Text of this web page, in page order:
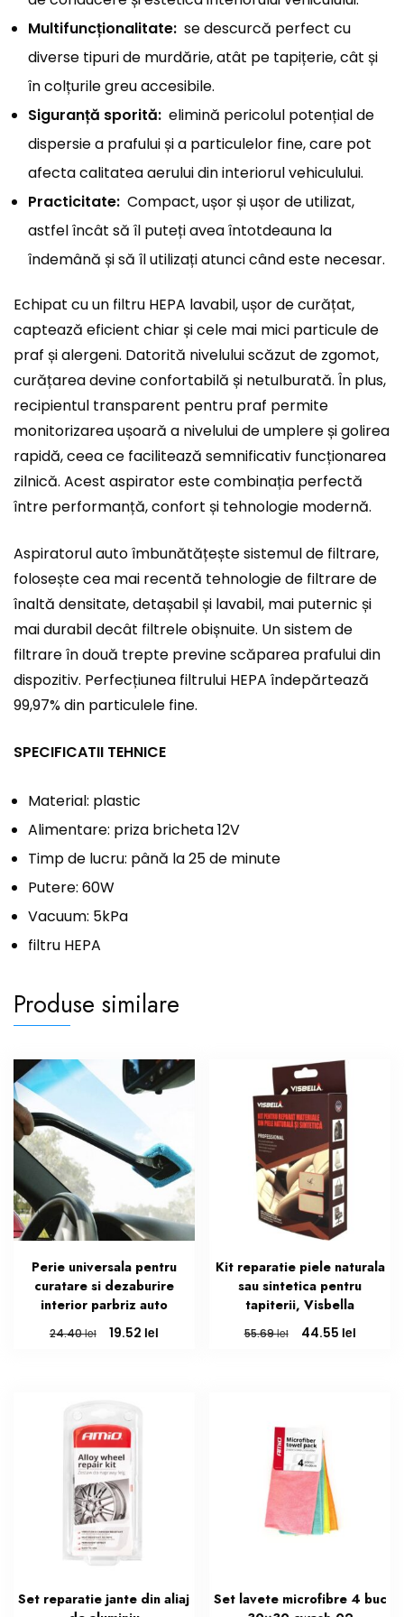
Multifuncționalitate: se descurcă perfect cu
diverse tipuri de murdărie, atât pe tapițerie, cât și
în colțurile greu accesibile.
Siguranță sporită: elimină pericolul potențial de
dispersie a prafului și a particulelor fine, care pot
afecta calitatea aerului din interiorul vehiculului.
Practicitate: Compact, ușor și ușor de utilizat,
astfel încât să îl puteți avea întotdeauna la
îndemână și să îl utilizați atunci când este necesar.
Echipat cu un filtru HEPA lavabil, ușor de curățat,
captează eficient chiar și cele mai mici particule de
praf și alergeni. Datorită nivelului scăzut de zgomot,
curățarea devine confortabilă și netulburată. În plus,
recipientul transparent pentru praf permite
monitorizarea ușoară a nivelului de umplere și golirea
rapidă, ceea ce facilitează semnificativ funcționarea
zilnică. Acest aspirator este combinația perfectă
între performanță, confort și tehnologie modernă.
Aspiratorul auto îmbunătățește sistemul de filtrare,
folosește cea mai recentă tehnologie de filtrare de
înaltă densitate, detașabil și lavabil, mai puternic și
mai durabil decât filtrele obișnuite. Un sistem de
filtrare în două trepte previne scăparea prafului din
dispozitiv. Perfecțiunea filtrului HEPA îndepărtează
99,97% din particulele fine.
SPECIFICATII TEHNICE
Material: plastic
Alimentare: priza bricheta 12V
Timp de lucru: până la 25 de minute
Putere: 60W
Vacuum: 5kPa
filtru HEPA
Produse similare
Perie universala pentru
curatare si dezaburire
interior parbriz auto
24.40lei
Prețul
19.52 leiPrețul
Kit reparatie piele naturala
sau sintetica pentru
tapiterii, Visbella
55.69lei
Prețul
44.55 leiPrețul
Set reparatie jante din aliaj
Set lavete microfibre 4 buc